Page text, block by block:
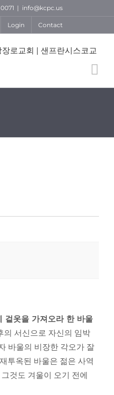
| info@kcpc.us
Login Contact
겉옷을 가져오라 한 바울
의 서신으로 자신의 임박
바울의 비장한 각오가 잘
투옥된 바울은 젊은 사역
것도 겨울이 오기 전에